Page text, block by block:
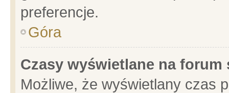
preferencje.
Góra
Czasy wyświetlane na forum
Możliwe, że wyświetlany czas